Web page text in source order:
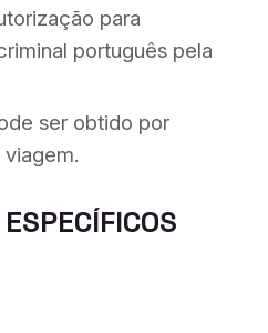
para
português pela
ser obtido por